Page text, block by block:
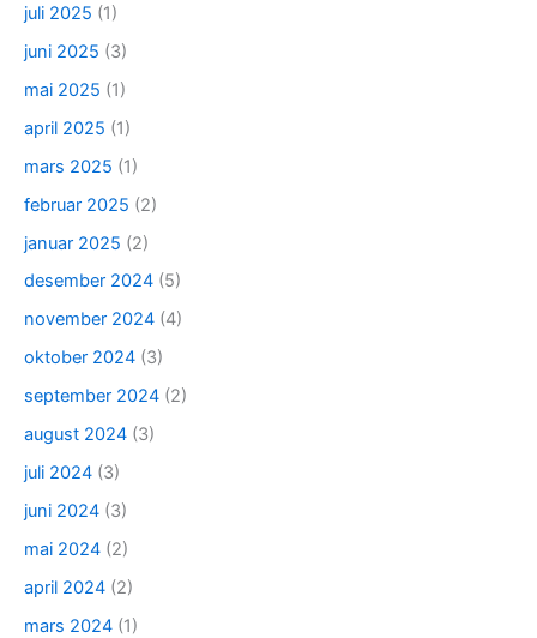
juli 2025 (1)
juni 2025 (3)
mai 2025 (1)
april 2025 (1)
mars 2025 (1)
februar 2025 (2)
januar 2025 (2)
desember 2024 (5)
november 2024 (4)
oktober 2024 (3)
september 2024 (2)
august 2024 (3)
juli 2024 (3)
juni 2024 (3)
mai 2024 (2)
april 2024 (2)
mars 2024 (1)